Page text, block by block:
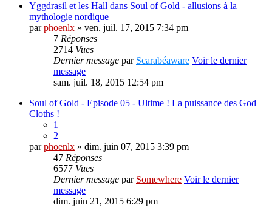
Yggdrasil et les Hall dans Soul of Gold - allusions à la
mythologie nordique
parphoenlx » ven. juil. 17, 2015 7:34 pm
7 Réponses
2714 Vues
Dernier message par Scarabéaware Voir le dernier
message
sam. juil. 18, 2015 12:54 pm
Soul of Gold - Episode 05 - Ultime ! La puissance des God
Cloths !
1
2
parphoenlx » dim. juin 07, 2015 3:39 pm
47 Réponses
6577 Vues
Dernier message par Somewhere Voir le dernier
message
dim. juin 21, 2015 6:29 pm